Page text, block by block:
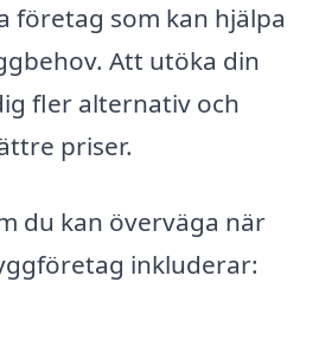
företag som kan hjälpa
Att utöka din
fler alternativ och
priser.
du kan överväga när
inkluderar: